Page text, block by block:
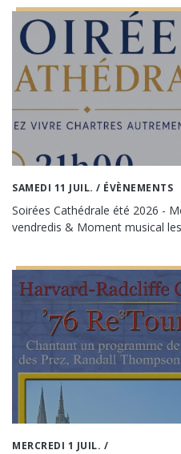
SAMEDI 11 JUIL. / ÉVÈNEMENTS
Soirées Cathédrale été 2026 -
vendredis & Moment musical
MERCREDI 1 JUIL. /